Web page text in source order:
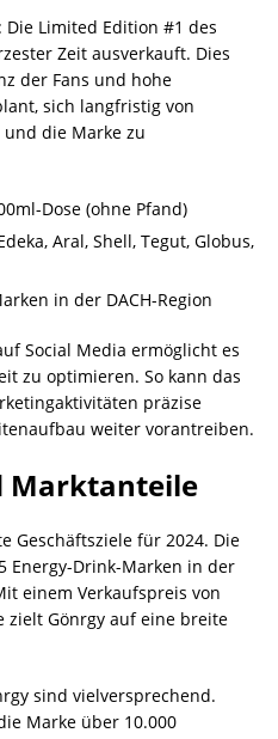
Limited Edition #1 des
Zeit ausverkauft. Dies
der Fans und hohe
sich langfristig von
die Marke zu
Dose (ohne Pfand)
Aral, Shell, Tegut, Globus,
in der DACH-Region
Social Media ermöglicht es
zu optimieren. So kann das
präzise
weiter vorantreiben.
Marktanteile
Geschäftsziele für 2024. Die
Energy-Drink-Marken in der
einem Verkaufspreis von
zielt Gönrgy auf eine breite
sind vielversprechend.
Marke über 10.000